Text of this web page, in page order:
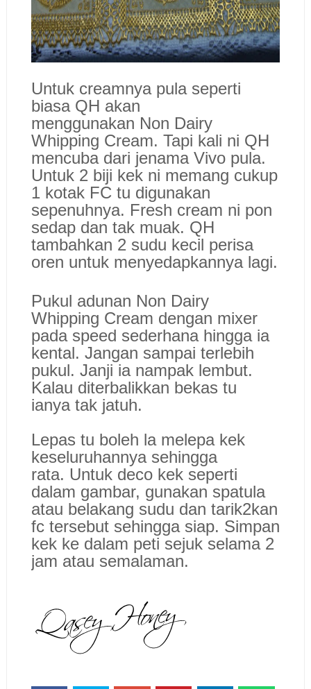
Untuk creamnya pula seperti
biasa QH akan
menggunakan Non Dairy
Whipping Cream. Tapi kali ni QH
mencuba dari jenama Vivo pula.
Untuk 2 biji kek ni memang cukup
1 kotak FC tu digunakan
sepenuhnya. Fresh cream ni pon
sedap dan tak muak. QH
tambahkan 2 sudu kecil perisa
oren untuk menyedapkannya lagi.
Pukul adunan Non Dairy
Whipping Cream dengan mixer
pada speed sederhana hingga ia
kental. Jangan sampai terlebih
pukul. Janji ia nampak lembut.
Kalau diterbalikkan bekas tu
ianya tak jatuh.
Lepas tu boleh la melepa kek
keseluruhannya sehingga
rata. Untuk deco kek seperti
dalam gambar, gunakan spatula
atau belakang sudu dan tarik2kan
fc tersebut sehingga siap. Simpan
kek ke dalam peti sejuk selama 2
jam atau semalaman.